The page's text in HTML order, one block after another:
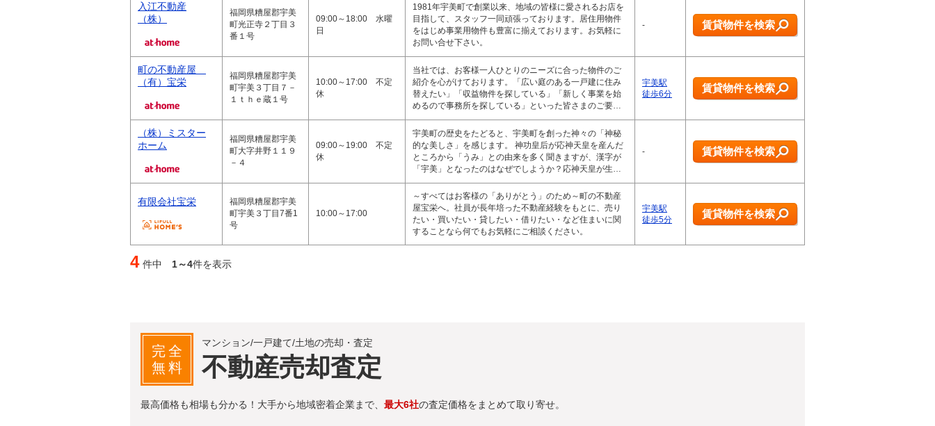
入江不動産
（株）
福岡県糟屋郡宇美
町光正寺２丁目３
番１号
09:00～18:00 水曜
日
1981年宇美町で創業以来、地域の皆様に愛されるお店を
目指して、スタッフ一同頑張っております。居住用物件
をはじめ事業用物件も豊富に揃えております。お気軽に
お問い合せ下さい。
- 賃貸物件を検索
町の不動産屋
（有）宝栄
福岡県糟屋郡宇美
町宇美３丁目７－
１ｔｈｅ蔵１号
10:00～17:00 不定
休
当社では、お客様一人ひとりのニーズに合った物件のご
紹介を心がけております。「広い庭のある一戸建に住み
替えたい」「収益物件を探している」「新しく事業を始
めるので事務所を探している」といった皆さまのご要…
宇美駅
徒歩6分
賃貸物件を検索
（株）ミスター
ホーム
福岡県糟屋郡宇美
町大字井野１１９
－４
09:00～19:00 不定
休
宇美町の歴史をたどると、宇美町を創った神々の「神秘
的な美しさ」を感じます。 神功皇后が応神天皇を産んだ
ところから「うみ」との由来を多く聞きますが、漢字が
「宇美」となったのはなぜでしようか？応神天皇が生…
- 賃貸物件を検索
有限会社宝栄
福岡県糟屋郡宇美
町宇美３丁目7番1
号
10:00～17:00
～すべてはお客様の「ありがとう」のため～町の不動産
屋宝栄へ。社員が長年培った不動産経験をもとに、売り
たい・買いたい・貸したい・借りたい・など住まいに関
することなら何でもお気軽にご相談ください。
宇美駅
徒歩5分
賃貸物件を検索
4 件中 1～4件を表示
完全
無料
マンション/一戸建て/土地の売却・査定
不動産売却査定
最高価格も相場も分かる！大手から地域密着企業まで、 最大6社の査定価格をまとめて取り寄せ。